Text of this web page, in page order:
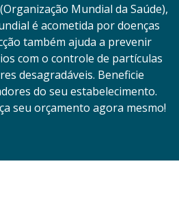
Mundial da Saúde),
é acometida por doenças
também ajuda a prevenir
com o controle de partículas
desagradáveis. Beneficie
do seu estabelecimento.
seu orçamento agora mesmo!